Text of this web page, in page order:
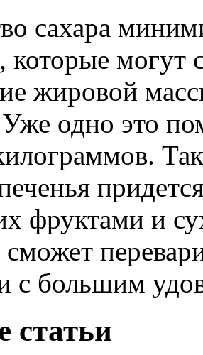
сахара
которые могут
жировой
одно это
фруктами и
с большим
статьи